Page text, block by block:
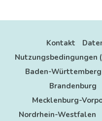
Kontakt
Nutzungsbedingungen
Baden-Württemberg
Brandenburg
Mecklenburg-
Nordrhein-Westfalen